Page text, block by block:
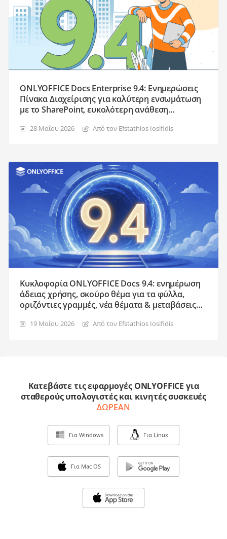
ONLYOFFICE Docs Enterprise 9.4: Ενημερώσεις
Πίνακα Διαχείρισης για καλύτερη ενσωμάτωση
με το SharePoint, ευκολότερη ανάθεση
άλλα28 Μαΐου 2026 Από τον Efstathios Iosifidis
Κυκλοφορία ONLYOFFICE Docs 9.4: ενημέρωση
άδειας χρήσης, σκούρο θέμα για τα φύλλα,
οριζόντιες γραμμές, νέα θέματα & μεταβάσεις
19 Μαΐου 2026 Από τον Efstathios Iosifidis
Κατεβάστε τις εφαρμογές ONLYOFFICE για
σταθερούς υπολογιστές και κινητές συσκευές
ΔΩΡΕΑΝ
Για Windows Για Linux
Για Mac OS